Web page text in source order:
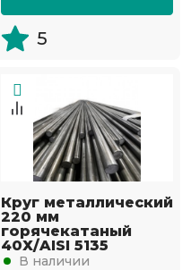
5
Круг металлический
220 мм
горячекатаный
40Х/AISI 5135
В наличии